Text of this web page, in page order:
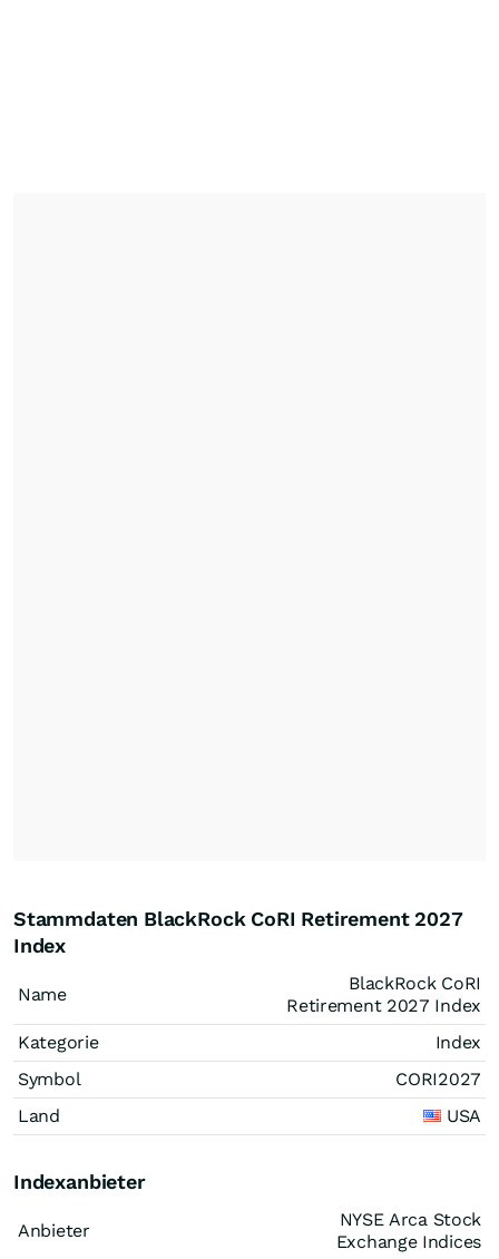
Stammdaten BlackRock CoRI Retirement 2027
Index
Name
BlackRock CoRI
Retirement 2027 Index
Kategorie
Index
Symbol
CORI2027
Land
USA
Indexanbieter
Anbieter
NYSE Arca Stock
Exchange Indices